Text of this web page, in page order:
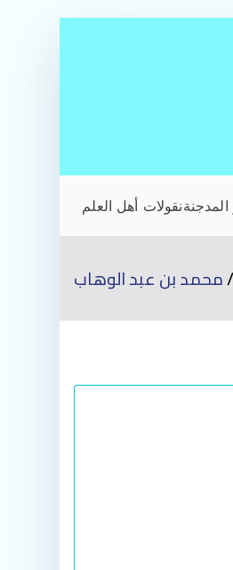
نقولات أهل العلم
محمد بن عبد الوهاب